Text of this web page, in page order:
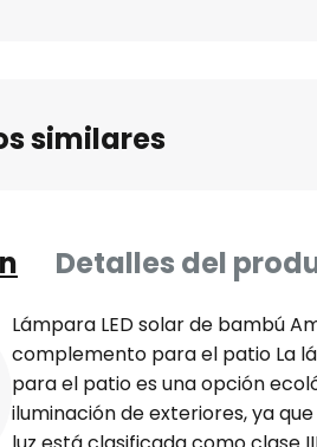
similares
Detalles del
Lámpara LED solar de bambú
complemento para el patio La
para el patio es una opción
iluminación de exteriores, ya